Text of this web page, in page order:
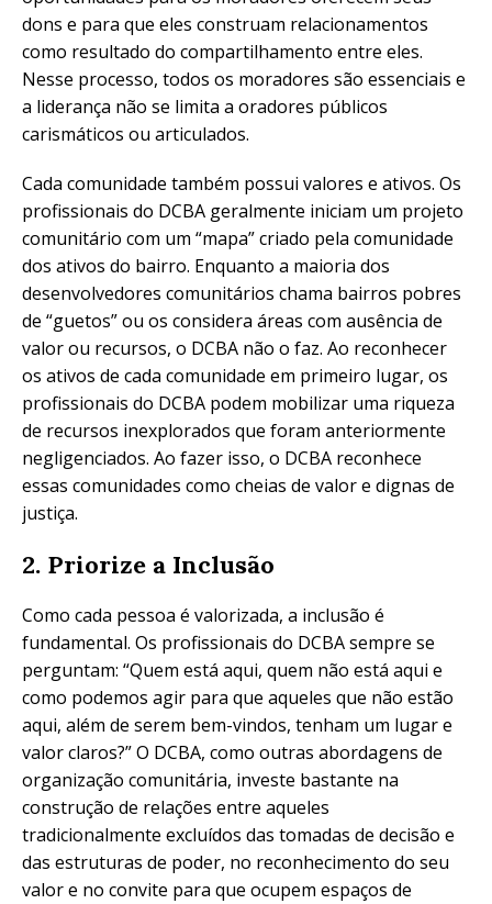
dons e para que eles construam relacionamentos
como resultado do compartilhamento entre eles.
Nesse processo, todos os moradores são essenciais e
a liderança não se limita a oradores públicos
carismáticos ou articulados.
Cada comunidade também possui valores e ativos. Os
profissionais do DCBA geralmente iniciam um projeto
comunitário com um “mapa” criado pela comunidade
dos ativos do bairro. Enquanto a maioria dos
desenvolvedores comunitários chama bairros pobres
de “guetos” ou os considera áreas com ausência de
valor ou recursos, o DCBA não o faz. Ao reconhecer
os ativos de cada comunidade em primeiro lugar, os
profissionais do DCBA podem mobilizar uma riqueza
de recursos inexplorados que foram anteriormente
negligenciados. Ao fazer isso, o DCBA reconhece
essas comunidades como cheias de valor e dignas de
justiça.
2. Priorize a Inclusão
Como cada pessoa é valorizada, a inclusão é
fundamental. Os profissionais do DCBA sempre se
perguntam: “Quem está aqui, quem não está aqui e
como podemos agir para que aqueles que não estão
aqui, além de serem bem-vindos, tenham um lugar e
valor claros?” O DCBA, como outras abordagens de
organização comunitária, investe bastante na
construção de relações entre aqueles
tradicionalmente excluídos das tomadas de decisão e
das estruturas de poder, no reconhecimento do seu
valor e no convite para que ocupem espaços de